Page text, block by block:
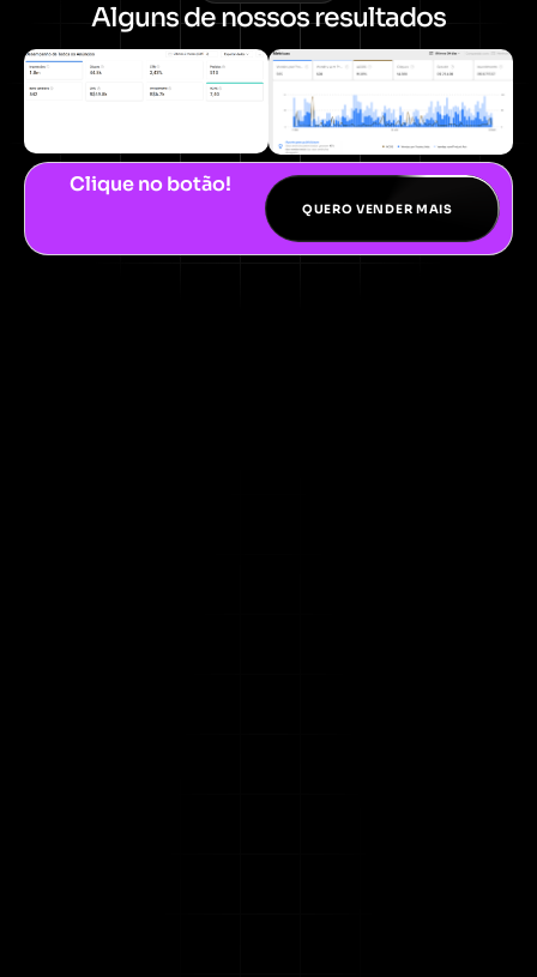
Alguns de nossos resultados
QUERO VENDER MAIS
Clique no botão!